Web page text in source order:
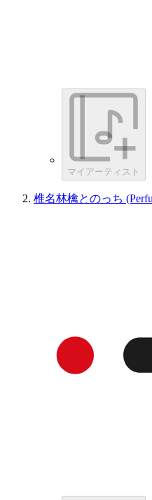
マイアーティスト
椎名林檎とのっち